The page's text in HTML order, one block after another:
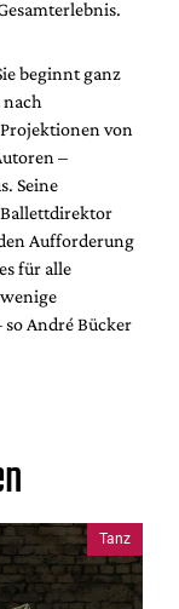
beginnt ganz
von
–
Seine
Ballettdirektor
Aufforderung
für alle
André Bücker
Tanz